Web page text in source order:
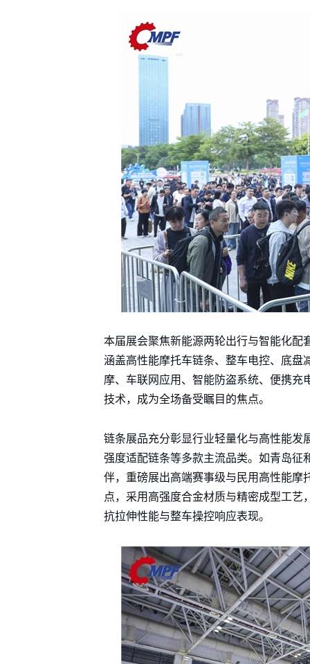
本届展会聚焦新能源两轮出行与智能化配
涵盖高性能摩托车链条、整车电控、底盘
摩、车联网应用、智能防盗系统、便携
技术，成为全场备受瞩目的焦点。
链条展品充分彰显行业轻量化与高性能发
强度适配链条等多款主流品类。如青岛征
伴，重磅展出高端赛事级与民用高性能摩
点，采用高强度合金材质与精密成型工
抗拉伸性能与整车操控响应表现。